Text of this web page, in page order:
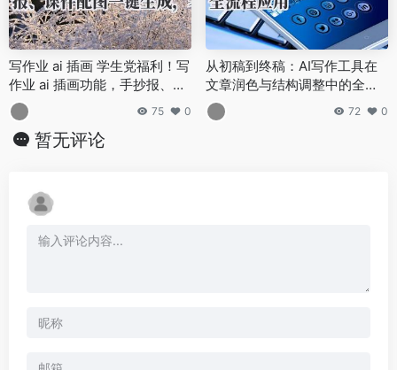
写作业 ai 插画 学生党福利！写
作业 ai 插画功能，手抄报、课
件配图一键生成，老师都夸用
心
75 0
从初稿到终稿：AI写作工具在
文章润色与结构调整中的全流
程应用
72 0
暂无评论